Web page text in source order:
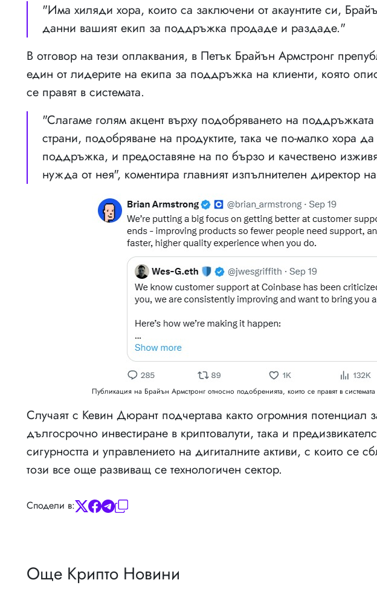
"Има хиляди хора, които са заключени от акаунтите си,
данни вашият екип за поддръжка продаде и раздаде."
В отговор на тези оплаквания, в Петък Брайън Армстронг
един от лидерите на екипа за поддръжка на клиенти, която
се правят в системата.
"Слагаме голям акцент върху подобряването на поддръжката
страни, подобряване на продуктите, така че по-малко хора
поддръжка, и предоставяне на по бързо и качествено
нужда от нея", коментира главният изпълнителен директор
Публикация на Брайън Армстронг относно подобренията, които се правят в
Случаят с Кевин Дюрант подчертава както огромния потенциал
дългосрочно инвестиране в криптовалути, така и
сигурността и управлението на дигиталните активи, с които се
този все още развиващ се технологичен сектор.
Сподели в:
Още Крипто Новини